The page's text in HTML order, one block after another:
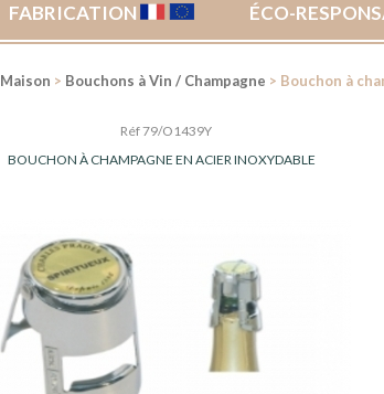
FABRICATION ÉCO-
Maison > Bouchons à Vin / Champagne > Bouchon à
Réf 79/O1439Y
BOUCHON À CHAMPAGNE EN ACIER INOXYDABLE